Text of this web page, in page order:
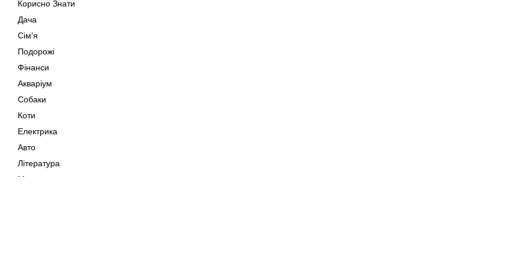
Корисно Знати
Дача
Сім'я
Подорожі
Фінанси
Акваріум
Собаки
Коти
Електрика
Авто
Література
Музика